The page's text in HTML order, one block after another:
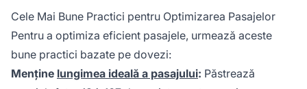
Cele Mai Bune Practici pentru Optimizarea Pasajelor
Pentru a optimiza eficient pasajele, urmează aceste
bune practici bazate pe dovezi:
Menține lungimea ideală a pasajului: Păstrează